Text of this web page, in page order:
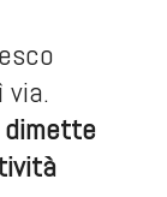
via.
dimette